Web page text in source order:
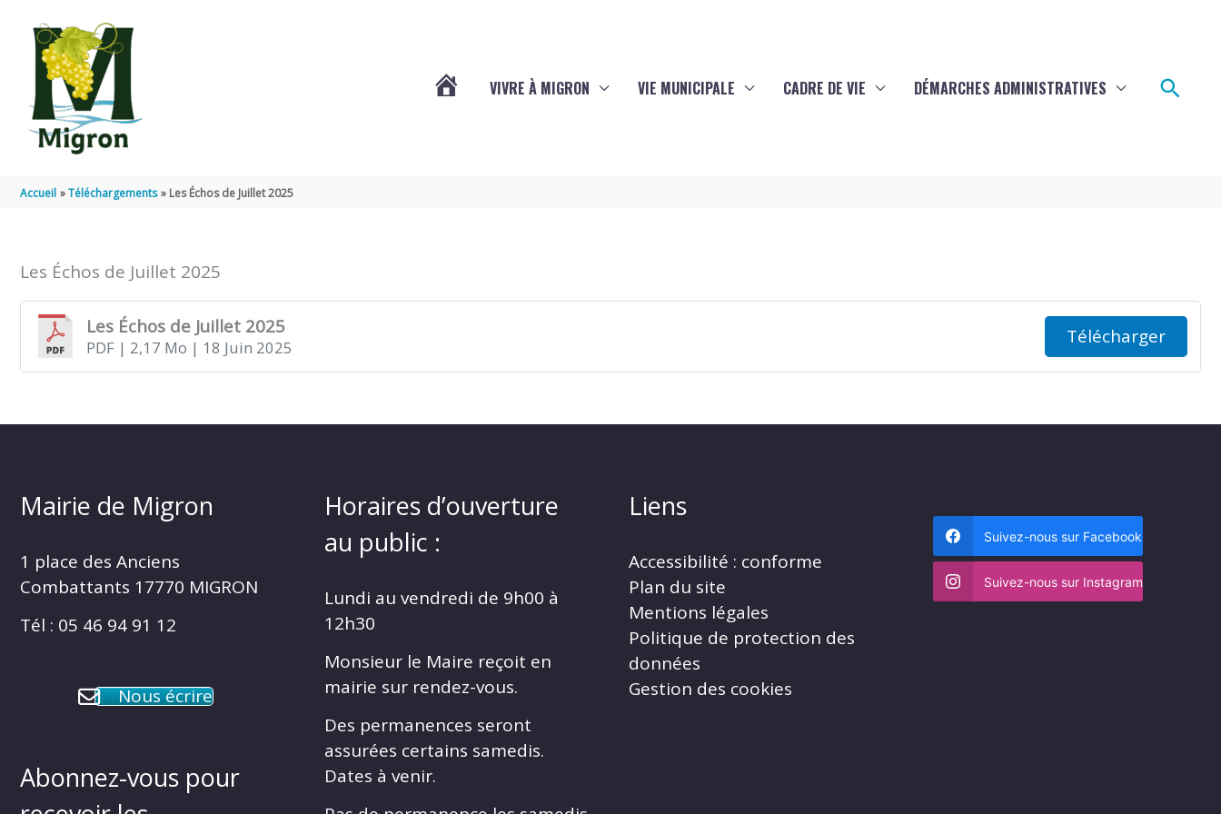
VIVRE À MIGRON VIE MUNICIPALE CADRE DE VIE DÉMARCHES ADMINISTRATIVES
Accueil Téléchargements Les Échos de Juillet 2025
Les Échos de Juillet 2025
Les Échos de Juillet 2025
PDF | 2,17 Mo | 18 Juin 2025 Télécharger
Mairie de Migron
1 place des Anciens
Combattants 17770 MIGRON
Tél : 05 46 94 91 12
Nous écrire
Abonnez-vous pour
Horaires d’ouverture
au public :
Lundi au vendredi de 9h00 à
12h30
Monsieur le Maire reçoit en
mairie sur rendez-vous.
Des permanences seront
assurées certains samedis.
Dates à venir.
Liens
Accessibilité : conforme
Plan du site
Mentions légales
Politique de protection des
données
Gestion des cookies
Suivez-nous sur Facebook
Suivez-nous sur Instagram